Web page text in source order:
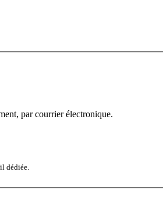
par courrier électronique.
dédiée.